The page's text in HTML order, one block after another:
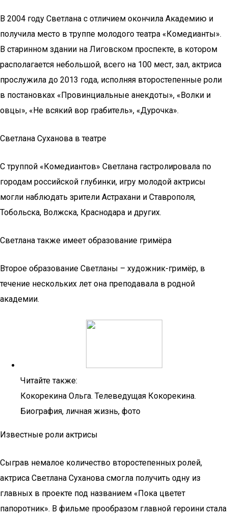
В 2004 году Светлана с отличием окончила Академию и
получила место в труппе молодого театра «Комедианты».
В старинном здании на Лиговском проспекте, в котором
располагается небольшой, всего на 100 мест, зал, актриса
прослужила до 2013 года, исполняя второстепенные роли
в постановках «Провинциальные анекдоты», «Волки и
овцы», «Не всякий вор грабитель», «Дурочка».
Светлана Суханова в театре
С труппой «Комедиантов» Светлана гастролировала по
городам российской глубинки, игру молодой актрисы
могли наблюдать зрители Астрахани и Ставрополя,
Тобольска, Волжска, Краснодара и других.
Светлана также имеет образование гримёра
Второе образование Светланы – художник-гримёр, в
течение нескольких лет она преподавала в родной
академии.
Читайте также:
Кокорекина Ольга. Телеведущая Кокорекина.
Биография, личная жизнь, фото
Известные роли актрисы
Сыграв немалое количество второстепенных ролей,
актриса Светлана Суханова смогла получить одну из
главных в проекте под названием «Пока цветет
папоротник». В фильме прообразом главной героини стала